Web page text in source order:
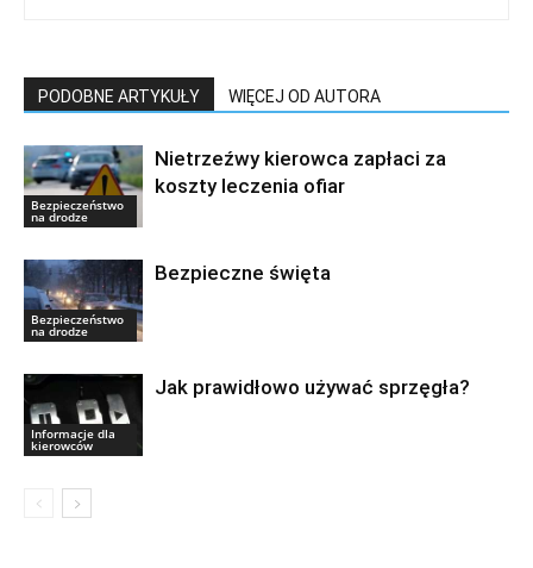
PODOBNE ARTYKUŁY WIĘCEJ OD AUTORA
Bezpieczeństwo
na drodze
Nietrzeźwy kierowca zapłaci za
koszty leczenia ofiar
Bezpieczeństwo
na drodze
Bezpieczne święta
Informacje dla
kierowców
Jak prawidłowo używać sprzęgła?